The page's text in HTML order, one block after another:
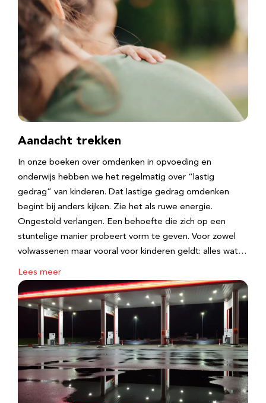
Aandacht trekken
In onze boeken over omdenken in opvoeding en
onderwijs hebben we het regelmatig over “lastig
gedrag” van kinderen. Dat lastige gedrag omdenken
begint bij anders kijken. Zie het als ruwe energie.
Ongestold verlangen. Een behoefte die zich op een
stuntelige manier probeert vorm te geven. Voor zowel
volwassenen maar vooral voor kinderen geldt: alles wat…
Lees meer